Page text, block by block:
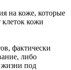
на коже, которые
кожи
фактически
либо
жизни под